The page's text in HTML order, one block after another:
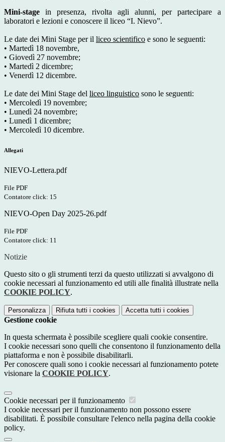
Mini-stage in presenza, rivolta agli alunni, per partecipare a
laboratori e lezioni e conoscere il liceo “I. Nievo”.
Le date dei Mini Stage per il liceo scientifico e sono le seguenti:
• Martedì 18 novembre,
• Giovedì 27 novembre;
• Martedì 2 dicembre;
• Venerdì 12 dicembre.
Le date dei Mini Stage del liceo linguistico sono le seguenti:
• Mercoledì 19 novembre;
• Lunedì 24 novembre;
• Lunedì 1 dicembre;
• Mercoledì 10 dicembre.
Allegati
NIEVO-Lettera.pdf
File PDF
Contatore click: 15
NIEVO-Open Day 2025-26.pdf
File PDF
Contatore click: 11
Notizie
Questo sito o gli strumenti terzi da questo utilizzati si avvalgono di
cookie necessari al funzionamento ed utili alle finalità illustrate nella
COOKIE POLICY.
Personalizza Rifiuta tutti i cookies Accetta tutti i cookies
Gestione cookie
In questa schermata è possibile scegliere quali cookie consentire.
I cookie necessari sono quelli che consentono il funzionamento della
piattaforma e non è possibile disabilitarli.
Per conoscere quali sono i cookie necessari al funzionamento potete
visionare la COOKIE POLICY.
Cookie necessari per il funzionamento
I cookie necessari per il funzionamento non possono essere
disabilitati. È possibile consultare l'elenco nella pagina della cookie
policy.